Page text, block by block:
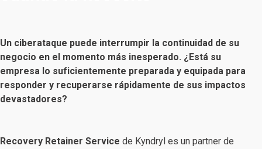
Un ciberataque puede interrumpir la continuidad de su
negocio en el momento más inesperado. ¿Está su
empresa lo suficientemente preparada y equipada para
responder y recuperarse rápidamente de sus impactos
devastadores?
Recovery Retainer Service de Kyndryl es un partner de